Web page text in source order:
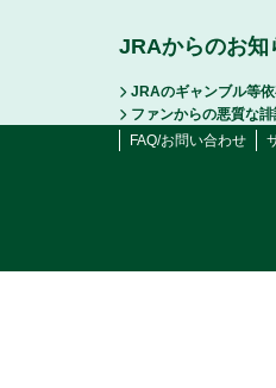
JRAからのお知
JRAのギャンブル等
ファンからの悪質な
FAQ/お問い合わせ